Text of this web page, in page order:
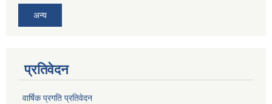
अन्य
प्रतिवेदन
वार्षिक प्रगति प्रतिवेदन